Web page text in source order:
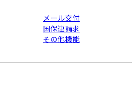
メール交付
国保連請求
その他機能